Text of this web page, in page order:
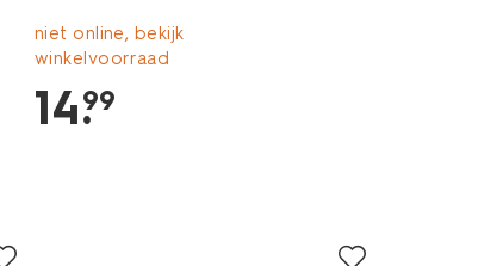
niet online, bekijk
winkelvoorraad
14.
99